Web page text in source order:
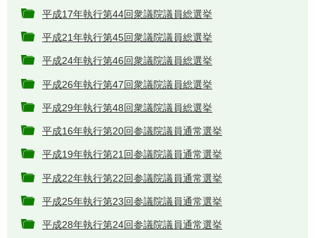
平成17年執行第44回衆議院議員総選挙
平成21年執行第45回衆議院議員総選挙
平成24年執行第46回衆議院議員総選挙
平成26年執行第47回衆議院議員総選挙
平成29年執行第48回衆議院議員総選挙
平成16年執行第20回参議院議員通常選挙
平成19年執行第21回参議院議員通常選挙
平成22年執行第22回参議院議員通常選挙
平成25年執行第23回参議院議員通常選挙
平成28年執行第24回参議院議員通常選挙